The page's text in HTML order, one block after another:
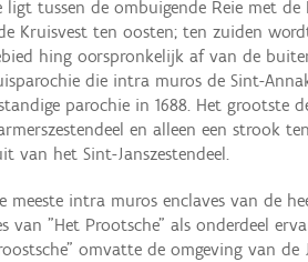
tussen de ombuigende Reie met de
Kruisvest ten oosten; ten zuiden
hing oorspronkelijk af van de
die intra muros de Sint-
parochie in 1688. Het grootste
en alleen een strook
van het Sint-Janszestendeel.
intra muros enclaves van de
van "Het Prootsche" als onderdeel
omvatte de omgeving van de